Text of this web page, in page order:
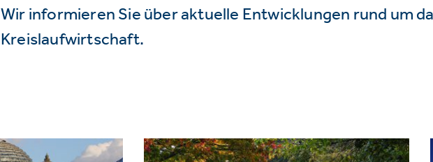
Wir informieren Sie über aktuelle Entwicklungen rund um
Kreislaufwirtschaft.